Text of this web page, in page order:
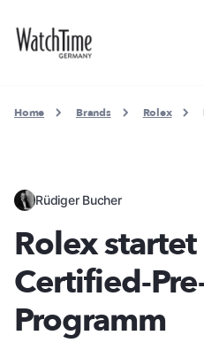
Home Brands Rolex
Rüdiger Bucher
Rolex
Certified-
Programm